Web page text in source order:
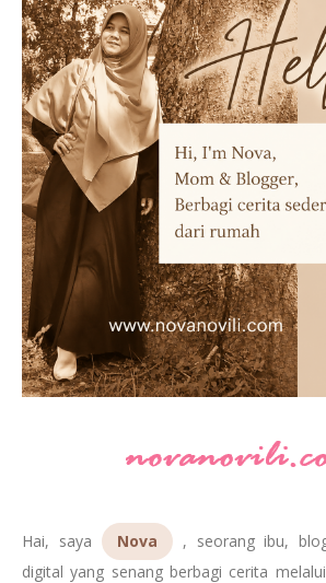
Hai, saya Nova
, seorang ibu,
digital yang senang berbagi cerita